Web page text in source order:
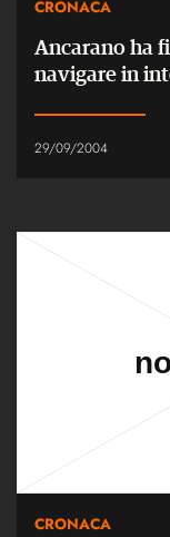
CRONACA
Ancarano ha
navigare in
29/09/2004
CRONACA